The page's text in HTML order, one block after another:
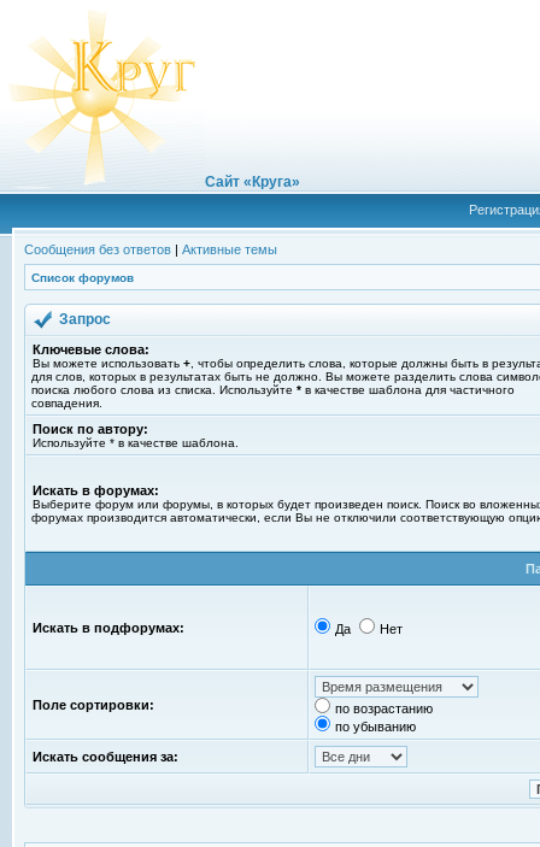
Сайт «Круга»
Сообщения без ответов | Активные темы
Список форумов
Запрос
Ключевые слова:
Вы можете использовать + , чтобы определить слова, которые должны быть в
для слов, которых в результатах быть не должно. Вы можете разделить слова
поиска любого слова из списка. Используйте * в качестве шаблона для частичного
совпадения.
Поиск по автору:
Используйте * в качестве шаблона.
Искать в форумах:
Выберите форум или форумы, в которых будет произведен поиск. Поиск во
форумах производится автоматически, если Вы не отключили соответствующую
Искать в подфорумах: Да Нет
Поле сортировки:
по возрастанию
по убыванию
Искать сообщения за: